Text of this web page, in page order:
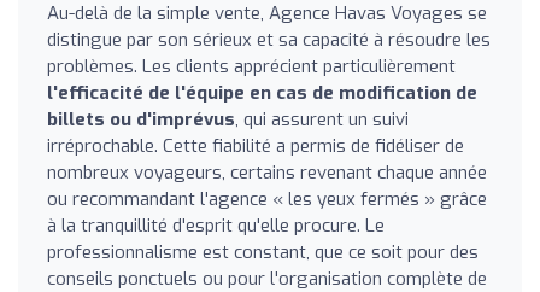
Au-delà de la simple vente, Agence Havas Voyages se
distingue par son sérieux et sa capacité à résoudre les
problèmes. Les clients apprécient particulièrement
l'efficacité de l'équipe en cas de modification de
billets ou d'imprévus, qui assurent un suivi
irréprochable. Cette fiabilité a permis de fidéliser de
nombreux voyageurs, certains revenant chaque année
ou recommandant l'agence « les yeux fermés » grâce
à la tranquillité d'esprit qu'elle procure. Le
professionnalisme est constant, que ce soit pour des
conseils ponctuels ou pour l'organisation complète de